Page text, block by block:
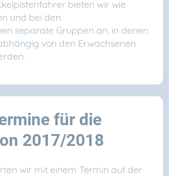
bieten wir wie
und bei den
separate Gruppen an, in denen
von den Erwachsenen
für die
2017/2018
wir mit einem Termin auf der